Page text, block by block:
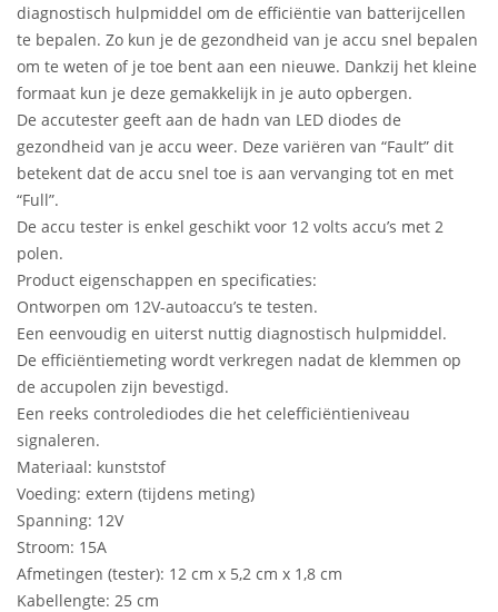
diagnostisch hulpmiddel om de efficiëntie van batterijcellen
te bepalen. Zo kun je de gezondheid van je accu snel bepalen
om te weten of je toe bent aan een nieuwe. Dankzij het kleine
formaat kun je deze gemakkelijk in je auto opbergen.
De accutester geeft aan de hadn van LED diodes de
gezondheid van je accu weer. Deze variëren van “Fault” dit
betekent dat de accu snel toe is aan vervanging tot en met
“Full”.
De accu tester is enkel geschikt voor 12 volts accu’s met 2
polen.
Product eigenschappen en specificaties:
Ontworpen om 12V-autoaccu’s te testen.
Een eenvoudig en uiterst nuttig diagnostisch hulpmiddel.
De efficiëntiemeting wordt verkregen nadat de klemmen op
de accupolen zijn bevestigd.
Een reeks controlediodes die het celefficiëntieniveau
signaleren.
Materiaal: kunststof
Voeding: extern (tijdens meting)
Spanning: 12V
Stroom: 15A
Afmetingen (tester): 12 cm x 5,2 cm x 1,8 cm
Kabellengte: 25 cm